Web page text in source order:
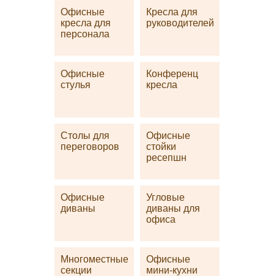
Офисные
кресла для
персонала
Кресла для
руководителей
Офисные
стулья
Конференц
кресла
Столы для
переговоров
Офисные
стойки
ресепшн
Офисные
диваны
Угловые
диваны для
офиса
Многоместные
секции
Офисные
мини-кухни